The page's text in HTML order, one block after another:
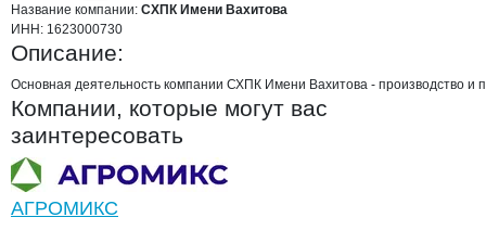
Название компании: СХПК Имени Вахитова
ИНН: 1623000730
Описание:
Основная деятельность компании СХПК Имени Вахитова - производство и
Компании, которые могут вас
заинтересовать
АГРОМИКС